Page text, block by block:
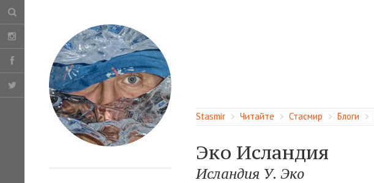
Stasmir Читайте Стасмир Блоги
Эко Исландия
Исландия У. Эко